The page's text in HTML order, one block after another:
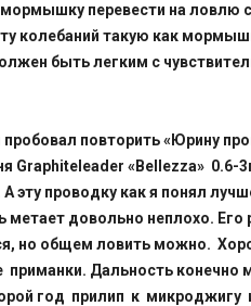
перевести на ловлю
колебаний такую как
быть легким с
повторить «Юрину
Graphiteleader «Bellezza» 0.6-
эту проводку как я понял
метает довольно неплохо. Его
но общем ловить можно.
Дальность конечно
год прилип к микроджигу